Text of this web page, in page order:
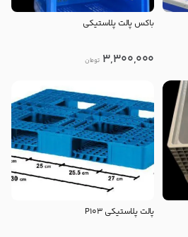
باکس پالت پلاستیکی
3,300,000 تومان
پالت پلاستیکی P103